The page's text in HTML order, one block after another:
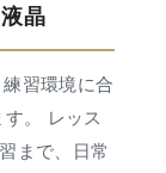
晶
習環境に合
。 レッス
まで、日常